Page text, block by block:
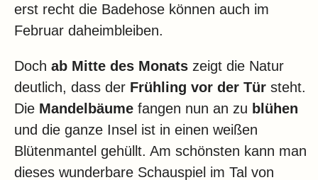
erst recht die Badehose können auch im
Februar daheimbleiben.
Doch ab Mitte des Monats zeigt die Natur
deutlich, dass der Frühling vor der Tür steht.
Die Mandelbäume fangen nun an zu blühen
und die ganze Insel ist in einen weißen
Blütenmantel gehüllt. Am schönsten kann man
dieses wunderbare Schauspiel im Tal von